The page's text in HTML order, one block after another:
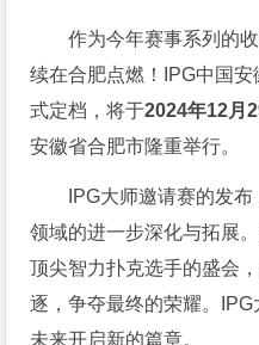
作为今年赛事系列的
续在合肥点燃！IPG中国
式定档，将于2024年12月
安徽省合肥市隆重举行。
IPG大师邀请赛的发
领域的进一步深化与拓展
顶尖智力扑克选手的盛会
逐，争夺最终的荣耀。
未来开启新的篇章。